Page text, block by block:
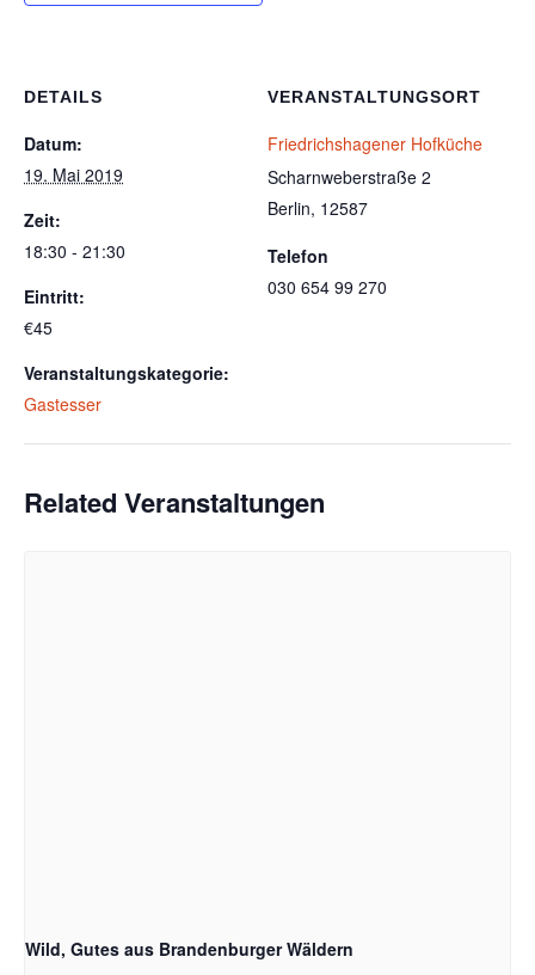
DETAILS
Datum:
19. Mai 2019
Zeit:
18:30 - 21:30
Eintritt:
€45
Veranstaltungskategorie:
Gastesser
VERANSTALTUNGSORT
Friedrichshagener Hofküche
Scharnweberstraße 2
Berlin, 12587
Telefon
030 654 99 270
Related Veranstaltungen
Wild, Gutes aus Brandenburger Wäldern